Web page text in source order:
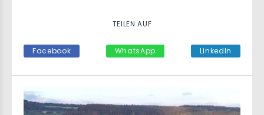
TEILEN AUF
Facebook WhatsApp LinkedIn